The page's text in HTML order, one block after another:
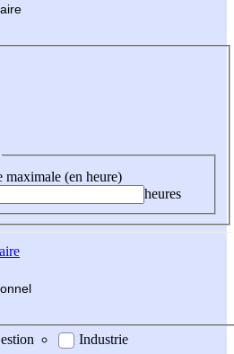
maximale (en heure)
heures
Industrie